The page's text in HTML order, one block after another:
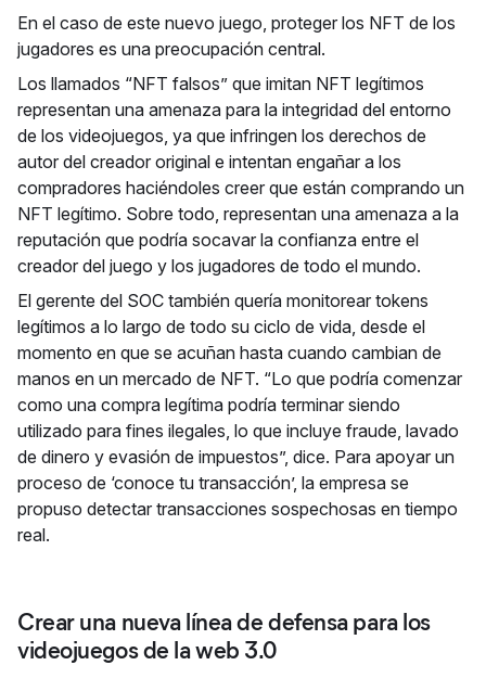
En el caso de este nuevo juego, proteger los NFT de los
jugadores es una preocupación central.
Los llamados “NFT falsos” que imitan NFT legítimos
representan una amenaza para la integridad del entorno
de los videojuegos, ya que infringen los derechos de
autor del creador original e intentan engañar a los
compradores haciéndoles creer que están comprando un
NFT legítimo. Sobre todo, representan una amenaza a la
reputación que podría socavar la confianza entre el
creador del juego y los jugadores de todo el mundo.
El gerente del SOC también quería monitorear tokens
legítimos a lo largo de todo su ciclo de vida, desde el
momento en que se acuñan hasta cuando cambian de
manos en un mercado de NFT. “Lo que podría comenzar
como una compra legítima podría terminar siendo
utilizado para fines ilegales, lo que incluye fraude, lavado
de dinero y evasión de impuestos”, dice. Para apoyar un
proceso de ‘conoce tu transacción’, la empresa se
propuso detectar transacciones sospechosas en tiempo
real.
Crear una nueva línea de defensa para los
videojuegos de la web 3.0